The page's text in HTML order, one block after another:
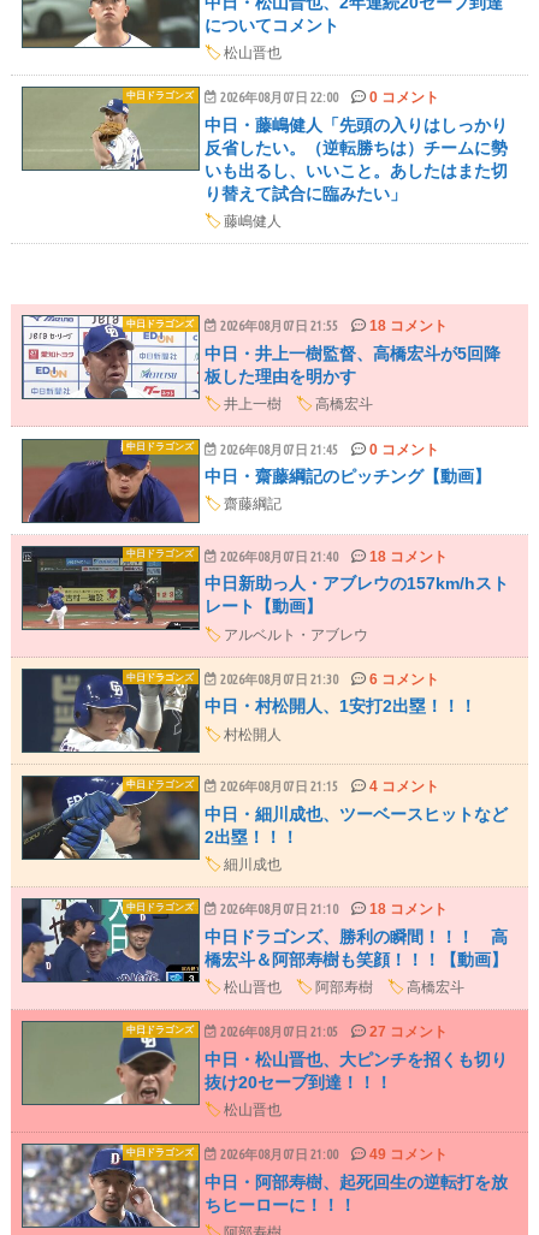
についてコメント
🏷️松山晋也
中日ドラゴンズ 2026年08月07日 22:00 0 コメント
中日・藤嶋健人「先頭の入りはしっかり
反省したい。（逆転勝ちは）チームに勢
いも出るし、いいこと。あしたはまた切
り替えて試合に臨みたい」
🏷️藤嶋健人
中日ドラゴンズ 2026年08月07日 21:55 18 コメント
中日・井上一樹監督、高橋宏斗が5回降
板した理由を明かす
🏷️井上一樹 🏷️高橋宏斗
中日ドラゴンズ 2026年08月07日 21:45 0 コメント
中日・齋藤綱記のピッチング【動画】
🏷️齋藤綱記
中日ドラゴンズ 2026年08月07日 21:40 18 コメント
中日新助っ人・アブレウの157km/hスト
レート【動画】
🏷️ アルベルト・アブレウ
中日ドラゴンズ 2026年08月07日 21:30 6 コメント
中日・村松開人、1安打2出塁！！！
🏷️村松開人
中日ドラゴンズ 2026年08月07日 21:15 4 コメント
中日・細川成也、ツーベースヒットなど
2出塁！！！
🏷️細川成也
中日ドラゴンズ 2026年08月07日 21:10 18 コメント
中日ドラゴンズ、勝利の瞬間！！！ 高
橋宏斗＆阿部寿樹も笑顔！！！【動画】
🏷️松山晋也 🏷️阿部寿樹 🏷️高橋宏斗
中日ドラゴンズ 2026年08月07日 21:05 27 コメント
中日・松山晋也、大ピンチを招くも切り
抜け20セーブ到達！！！
🏷️ 松山晋也
中日ドラゴンズ 2026年08月07日 21:00 49 コメント
中日・阿部寿樹、起死回生の逆転打を放
ちヒーローに！！！